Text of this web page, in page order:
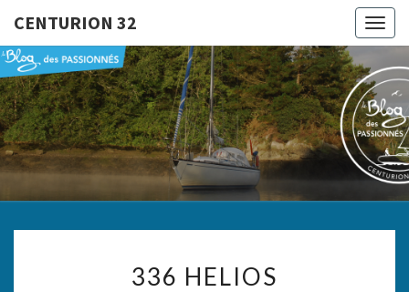
CENTURION 32
32
Le Blog
Des
Passionnés
HELIOS
336 HELIOS